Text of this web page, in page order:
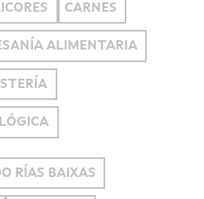
CARNES
ALIMENTARIA
RÍAS BAIXAS